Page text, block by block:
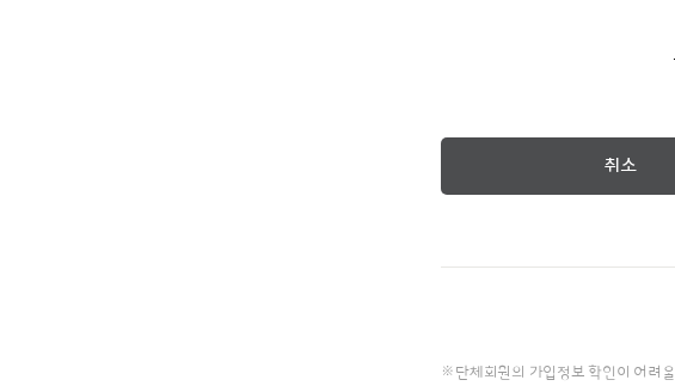
취소
단체회원의 가입정보 확인이 어려